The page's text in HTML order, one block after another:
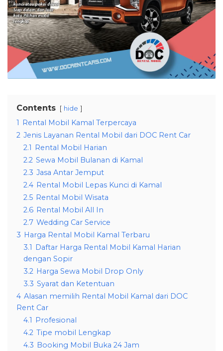
Contents hide
1 Rental Mobil Kamal Terpercaya
2 Jenis Layanan Rental Mobil dari DOC Rent Car
2.1 Rental Mobil Harian
2.2 Sewa Mobil Bulanan di Kamal
2.3 Jasa Antar Jemput
2.4 Rental Mobil Lepas Kunci di Kamal
2.5 Rental Mobil Wisata
2.6 Rental Mobil All In
2.7 Wedding Car Service
3 Harga Rental Mobil Kamal Terbaru
3.1 Daftar Harga Rental Mobil Kamal Harian
dengan Sopir
3.2 Harga Sewa Mobil Drop Only
3.3 Syarat dan Ketentuan
4 Alasan memilih Rental Mobil Kamal dari DOC
Rent Car
4.1 Profesional
4.2 Tipe mobil Lengkap
4.3 Booking Mobil Buka 24 Jam